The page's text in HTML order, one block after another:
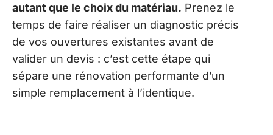
autant que le choix du matériau. Prenez le
temps de faire réaliser un diagnostic précis
de vos ouvertures existantes avant de
valider un devis : c’est cette étape qui
sépare une rénovation performante d’un
simple remplacement à l’identique.